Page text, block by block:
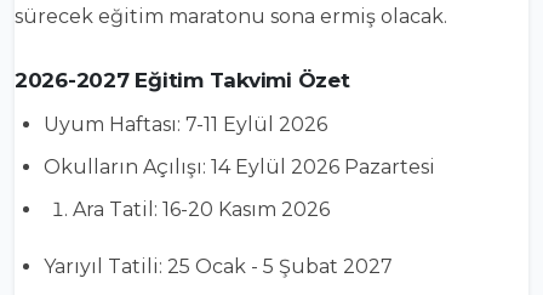
sürecek eğitim maratonu sona ermiş olacak.
2026-2027 Eğitim Takvimi Özet
Uyum Haftası: 7-11 Eylül 2026
Okulların Açılışı: 14 Eylül 2026 Pazartesi
Ara Tatil: 16-20 Kasım 2026
Yarıyıl Tatili: 25 Ocak - 5 Şubat 2027